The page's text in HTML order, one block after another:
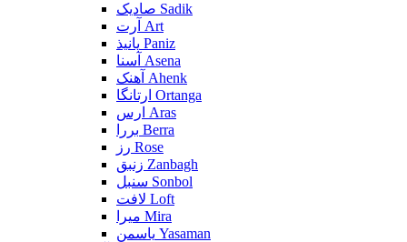
صادیک Sadik
آرت Art
پانیذ Paniz
آسنا Asena
آهنک Ahenk
ارتانگا Ortanga
ارس Aras
بررا Berra
رز Rose
زنبق Zanbagh
سنبل Sonbol
لافت Loft
میرا Mira
یاسمن Yasaman